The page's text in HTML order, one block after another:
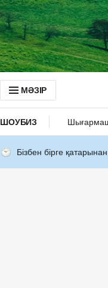
МӘЗІР
ШОУБИЗ
Бізбен бірге